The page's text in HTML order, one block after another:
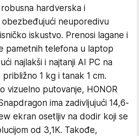
hardverska i
neuporedivu
iskustvo. Prenosi lagane i
pametnih telefona u laptop
najlakši i najtanji AI PC na
1 kg i tanak 1 cm.
vizuelno putovanje, HONOR
ima zadivljujući 14,6-
ekran osetljiv na dodir koji se
od 3,1K. Takođe,